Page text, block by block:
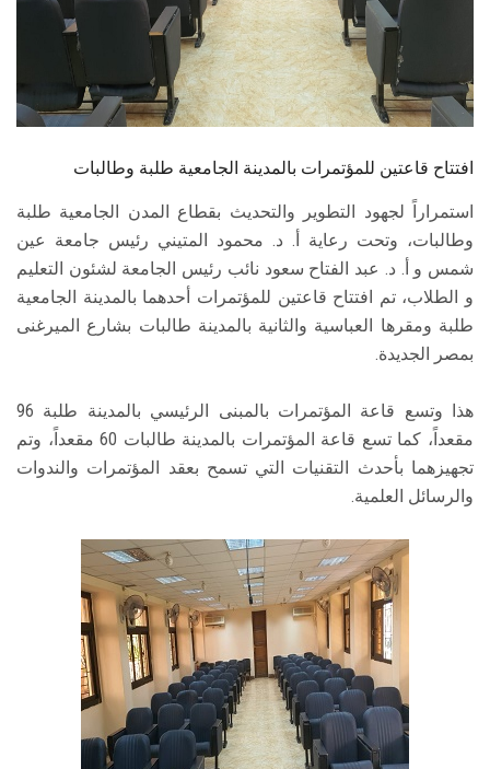
الموظفون
الزائـرونافتتاح قاعتين للمؤتمرات بالمدينة الجامعية طلبة وطالبات
استمراراً لجهود التطوير والتحديث بقطاع المدن الجامعية طلبة
وطالبات، وتحت رعاية أ. د. محمود المتيني رئيس جامعة عين
شمس و أ. د. عبد الفتاح سعود نائب رئيس الجامعة لشئون التعليم
و الطلاب، تم افتتاح قاعتين للمؤتمرات أحدهما بالمدينة الجامعية
طلبة ومقرها العباسية والثانية بالمدينة طالبات بشارع الميرغنى
بمصر الجديدة.
هذا وتسع قاعة المؤتمرات بالمبنى الرئيسي بالمدينة طلبة 96
مقعداً، كما تسع قاعة المؤتمرات بالمدينة طالبات 60 مقعداً، وتم
تجهيزهما بأحدث التقنيات التي تسمح بعقد المؤتمرات والندوات
والرسائل العلمية.